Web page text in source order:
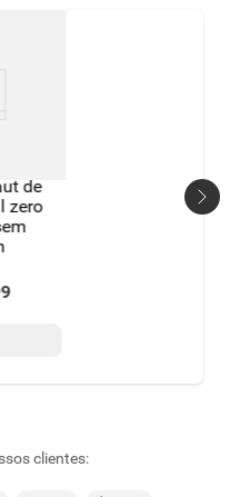
de
zero
clientes: